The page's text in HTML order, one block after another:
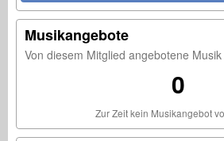
Musikangebote
Von diesem Mitglied angebotene Musik
0
Zur Zeit kein Musikangebot